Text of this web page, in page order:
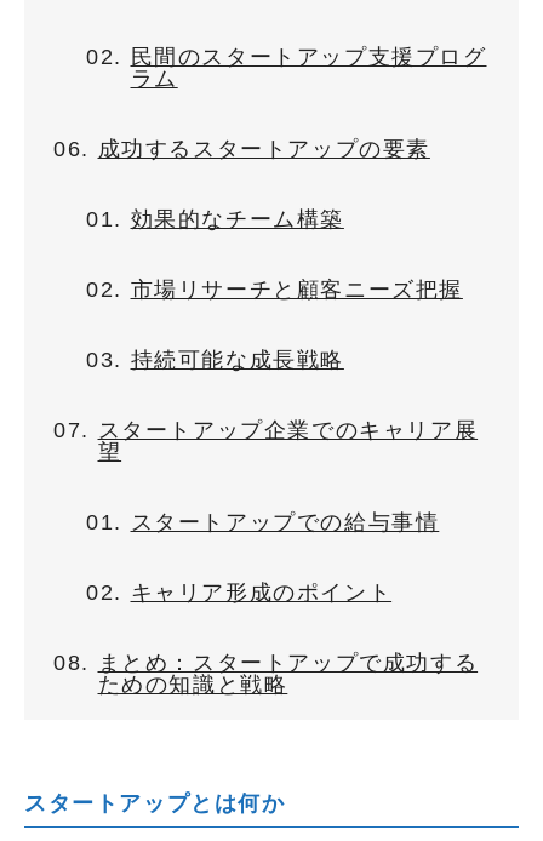
民間のスタートアップ支援プログ
ラム
成功するスタートアップの要素
効果的なチーム構築
市場リサーチと顧客ニーズ把握
持続可能な成長戦略
スタートアップ企業でのキャリア展
望
スタートアップでの給与事情
キャリア形成のポイント
まとめ：スタートアップで成功する
ための知識と戦略
スタートアップとは何か